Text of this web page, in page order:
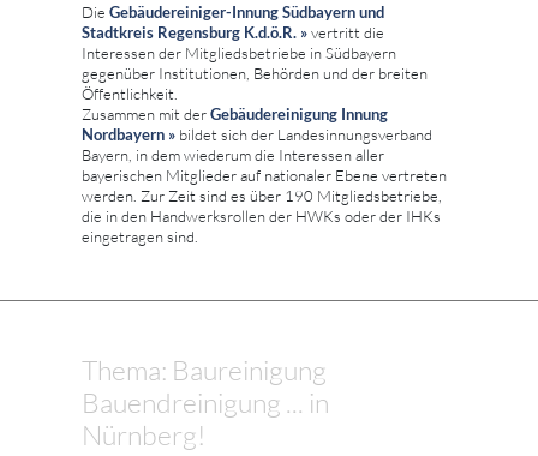
Die Gebäudereiniger-Innung Südbayern und
Stadtkreis Regensburg K.d.ö.R. »vertritt die
Interessen der Mitgliedsbetriebe in Südbayern
gegenüber Institutionen, Behörden und der breiten
Öffentlichkeit.
Zusammen mit derGebäudereinigung Innung
Nordbayern » bildet sich der Landesinnungsverband
Bayern, in dem wiederum die Interessen aller
bayerischen Mitglieder auf nationaler Ebene vertreten
werden. Zur Zeit sind es über 190 Mitgliedsbetriebe,
die in den Handwerksrollen der HWKs oder der IHKs
eingetragen sind.
Thema: Baureinigung
Bauendreinigung ... in
Nürnberg!